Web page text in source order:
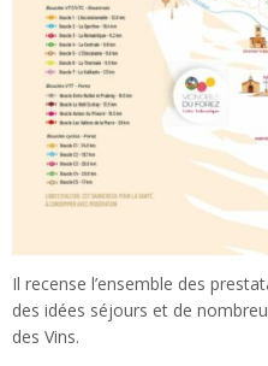
Il recense l’ensemble des
des idées séjours et de
des Vins.